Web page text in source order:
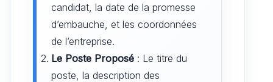
candidat, la date de la promesse
d’embauche, et les coordonnées
de l’entreprise.
Le Poste Proposé : Le titre du
poste, la description des